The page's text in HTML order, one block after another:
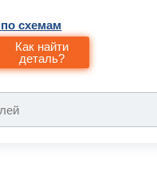
схемам
Как найти
деталь?